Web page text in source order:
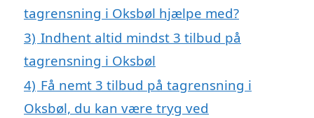
tagrensning i Oksbøl hjælpe med?
3) Indhent altid mindst 3 tilbud på
tagrensning i Oksbøl
4) Få nemt 3 tilbud på tagrensning i
Oksbøl, du kan være tryg ved